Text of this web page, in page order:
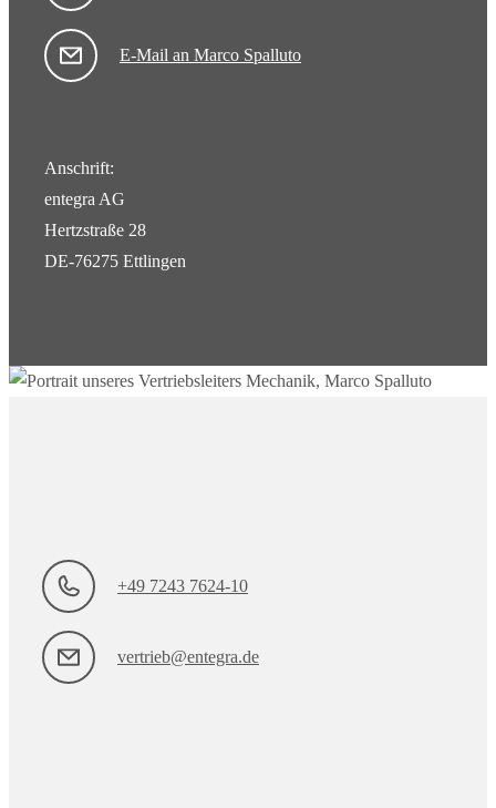
E-Mail an Marco Spalluto
Anschrift:
entegra AG
Hertzstraße 28
DE-76275 Ettlingen
+49 7243 7624-10
vertrieb@entegra.de